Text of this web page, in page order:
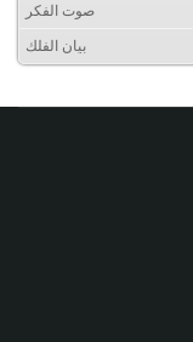
صوت الفكر
بيان الفلك